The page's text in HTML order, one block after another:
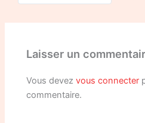
Laisser un
Vous devezvous connecter
commentaire.